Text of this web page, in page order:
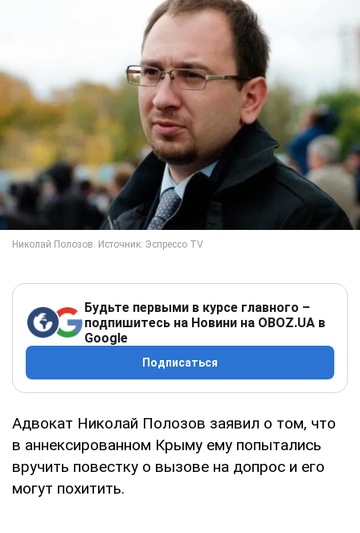
Будьте первыми в курсе главного –
подпишитесь на Новини на OBOZ.UA в
Google
Подписаться
Адвокат Николай Полозов заявил о том, что
в аннексированном Крыму ему попытались
вручить повестку о вызове на допрос и его
могут похитить.